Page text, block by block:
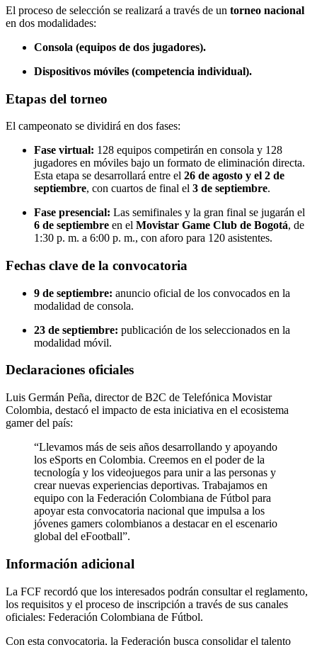
El proceso de selección se realizará a través de un torneo nacional
en dos modalidades:
Consola (equipos de dos jugadores).
Dispositivos móviles (competencia individual).
Etapas del torneo
El campeonato se dividirá en dos fases:
Fase virtual: 128 equipos competirán en consola y 128
jugadores en móviles bajo un formato de eliminación directa.
Esta etapa se desarrollará entre el 26 de agosto y el 2 de
septiembre, con cuartos de final el 3 de septiembre.
Fase presencial: Las semifinales y la gran final se jugarán el
6 de septiembre en el Movistar Game Club de Bogotá, de
1:30 p. m. a 6:00 p. m., con aforo para 120 asistentes.
Fechas clave de la convocatoria
9 de septiembre: anuncio oficial de los convocados en la
modalidad de consola.
23 de septiembre: publicación de los seleccionados en la
modalidad móvil.
Declaraciones oficiales
Luis Germán Peña, director de B2C de Telefónica Movistar
Colombia, destacó el impacto de esta iniciativa en el ecosistema
gamer del país:
“Llevamos más de seis años desarrollando y apoyando
los eSports en Colombia. Creemos en el poder de la
tecnología y los videojuegos para unir a las personas y
crear nuevas experiencias deportivas. Trabajamos en
equipo con la Federación Colombiana de Fútbol para
apoyar esta convocatoria nacional que impulsa a los
jóvenes gamers colombianos a destacar en el escenario
global del eFootball”.
Información adicional
La FCF recordó que los interesados podrán consultar el reglamento,
los requisitos y el proceso de inscripción a través de sus canales
oficiales: Federación Colombiana de Fútbol.
Con esta convocatoria, la Federación busca consolidar el talento